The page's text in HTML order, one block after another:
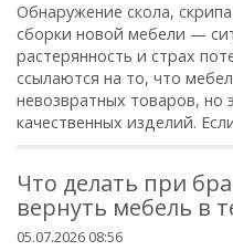
Обнаружение скола,
сборки новой мебели —
растерянность и страх
ссылаются на то, что
невозвратных товаров, но
качественных изделий.
Что делать при
вернуть мебель в
05.07.2026 08:56